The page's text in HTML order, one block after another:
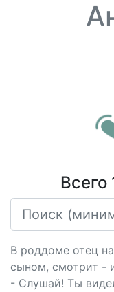
Всего
В роддоме отец
сыном, смотрит -
- Слушай! Ты